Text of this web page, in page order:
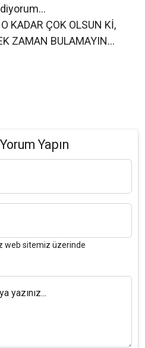
KADAR ÇOK OLSUN Kİ,
ZAMAN BULAMAYIN...
Yapın
web sitemiz üzerinde
yazınız...